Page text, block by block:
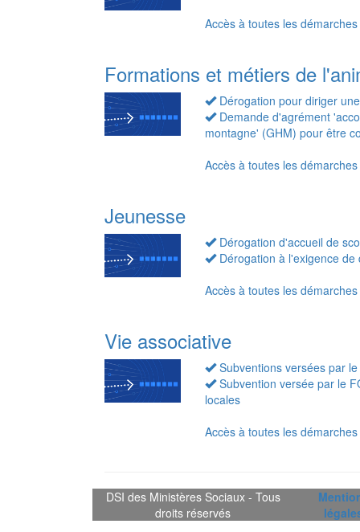
Accès à toutes les
Formations et métiers de
Dérogation pour diriger
Demande d'agrément
montagne' (GHM) pour être
Accès à toutes les
Jeunesse
Dérogation d'accueil de
Dérogation à l'exigence de
Accès à toutes les
Vie associative
Subventions versées par
Subvention versée par le
locales
Accès à toutes les
DSI des Ministères Sociaux - Tous
droits réservés